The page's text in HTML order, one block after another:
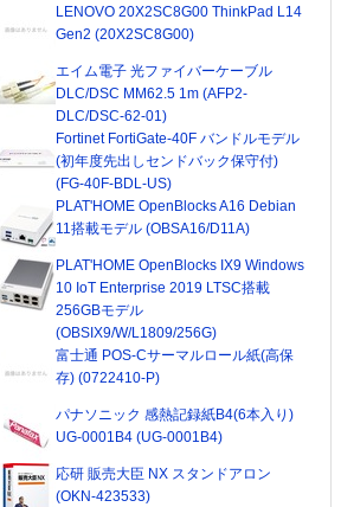
LENOVO 20X2SC8G00 ThinkPad L14
Gen2 (20X2SC8G00)
エイム電子 光ファイバーケーブル
DLC/DSC MM62.5 1m (AFP2-
DLC/DSC-62-01)
Fortinet FortiGate-40F バンドルモデル
(初年度先出しセンドバック保守付)
(FG-40F-BDL-US)
PLAT'HOME OpenBlocks A16 Debian
11搭載モデル (OBSA16/D11A)
PLAT'HOME OpenBlocks IX9 Windows
10 IoT Enterprise 2019 LTSC搭載
256GBモデル
(OBSIX9/W/L1809/256G)
富士通 POS-Cサーマルロール紙(高保
存) (0722410-P)
パナソニック 感熱記録紙B4(6本入り)
UG-0001B4 (UG-0001B4)
応研 販売大臣 NX スタンドアロン
(OKN-423533)